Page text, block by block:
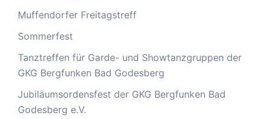
Muffendorfer Freitagstreff
Sommerfest
Tanztreffen für Garde- und Showtanzgruppen der
GKG Bergfunken Bad Godesberg
Jubiläumsordensfest der GKG Bergfunken Bad
Godesberg e.V.